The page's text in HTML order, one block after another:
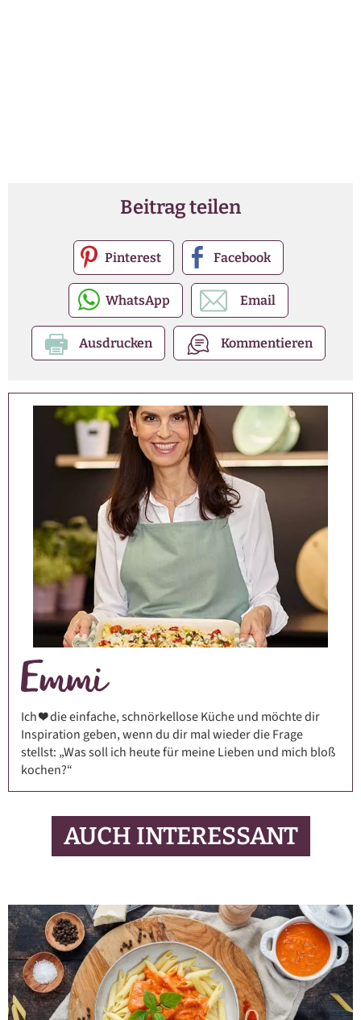
Beitrag teilen
Pinterest Facebook
WhatsApp Email
Ausdrucken Kommentieren
Ich ❤️ die einfache, schnörkellose Küche und möchte dir
Inspiration geben, wenn du dir mal wieder die Frage
stellst: „Was soll ich heute für meine Lieben und mich bloß
kochen?“
AUCH INTERESSANT